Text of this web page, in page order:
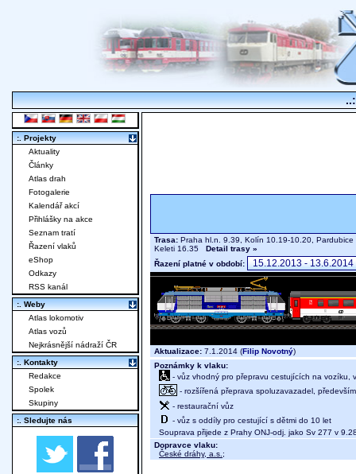
Trasa: Praha hl.n. 9.39, Kolín 10.19-10.20,
Keleti 16.35 Detail trasy »
Řazení platné v období:
Aktualizace: 7.1.2014 (Filip Novotný)
Poznámky k vlaku:
- vůz vhodný pro přepravu cestujících na vozíku,
- rozšířená přeprava spoluzavazadel,
- restaurační vůz
- vůz s oddíly pro cestující s dětmi do 10 let
Souprava přijede z Prahy ONJ-odj. jako Sv 277 v
Dopravce vlaku:
České dráhy, a.s. ;
:. Projekty
Aktuality
Články
Atlas drah
Fotogalerie
Kalendář akcí
Přihlášky na akce
Seznam tratí
Řazení vlaků
eShop
Odkazy
RSS kanál
:. Weby
Atlas lokomotiv
Atlas vozů
Nejkrásnější nádraží ČR
:. Kontakty
Redakce
Spolek
Skupiny
:. Sledujte nás